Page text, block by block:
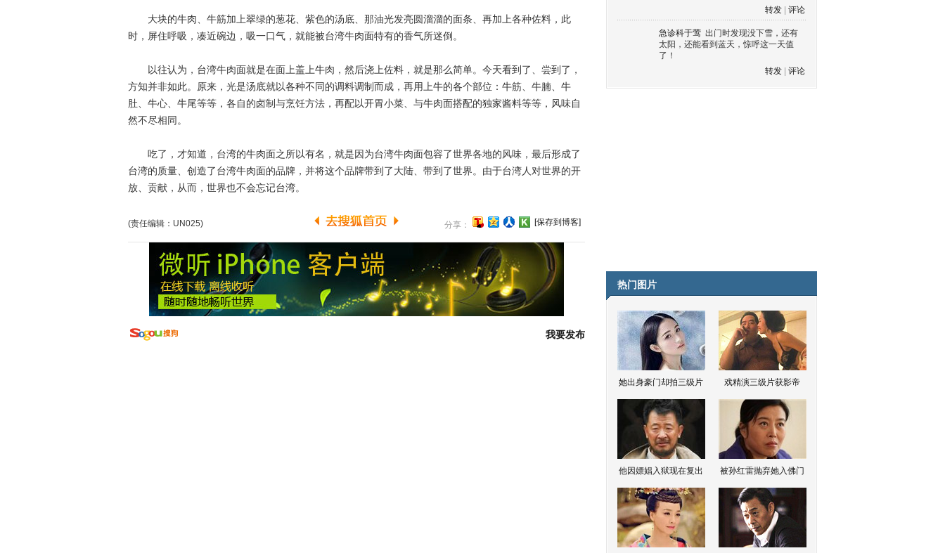
大块的牛肉、牛筋加上翠绿的葱花、紫色的汤底、那油光发亮圆溜溜的面条、再加上各种佐料，此
时，屏住呼吸，凑近碗边，吸一口气，就能被台湾牛肉面特有的香气所迷倒。
以往认为，台湾牛肉面就是在面上盖上牛肉，然后浇上佐料，就是那么简单。今天看到了、尝到了，
方知并非如此。原来，光是汤底就以各种不同的调料调制而成，再用上牛的各个部位：牛筋、牛腩、牛
肚、牛心、牛尾等等，各自的卤制与烹饪方法，再配以开胃小菜、与牛肉面搭配的独家酱料等等，风味自
然不尽相同。
吃了，才知道，台湾的牛肉面之所以有名，就是因为台湾牛肉面包容了世界各地的风味，最后形成了
台湾的质量、创造了台湾牛肉面的品牌，并将这个品牌带到了大陆、带到了世界。由于台湾人对世界的开
放、贡献，从而，世界也不会忘记台湾。
(责任编辑：UN025) 分享： [保存到博客]
我要发布
转发
评论
急诊科于莺 出门时发现没下雪，还有
太阳，还能看到蓝天，惊呼这一天值
了！
转发
评论
热门图片
她出身豪门却拍三级片 戏精演三级片获影帝
他因嫖娼入狱现在复出 被孙红雷抛弃她入佛门